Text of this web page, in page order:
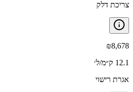
צריכת דלק
₪8,678
12.1 ק״מ/ל׳
אגרת רישוי